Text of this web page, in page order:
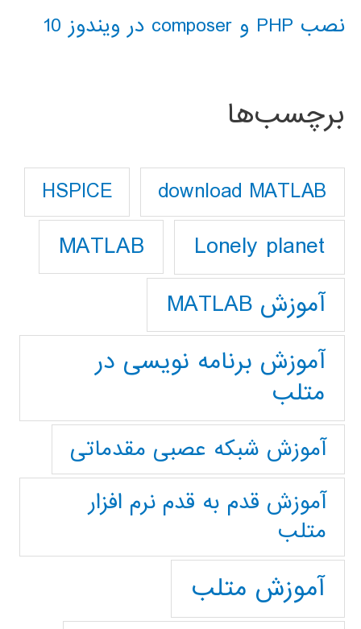
نصب PHP و composer در ویندوز 10
برچسب‌ها
download MATLAB
HSPICE
Lonely planet
MATLAB
آموزش MATLAB
آموزش برنامه نویسی در
متلب
آموزش شبکه عصبی مقدماتی
آموزش قدم به قدم نرم افزار
متلب
آموزش متلب